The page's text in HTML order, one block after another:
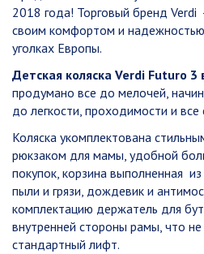
2018 года! Торговый бренд
своим комфортом и
уголках Европы.
Детская коляска Verdi Futuro 3
продумано все до мелочей,
до легкости, проходимости и все
Коляска укомплектована
рюкзаком для мамы, удобной
покупок, корзина выполненная
пыли и грязи, дождевик и
комплектацию держатель для
внутренней стороны рамы, что
стандартный лифт.